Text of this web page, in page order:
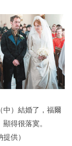
中）結婚了，福爾
顯得很落寞。
提供）